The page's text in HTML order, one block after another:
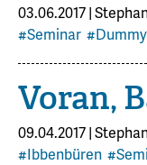
03.06.2017|
#Seminar
Voran,
09.04.2017|
#Ibbenbüren